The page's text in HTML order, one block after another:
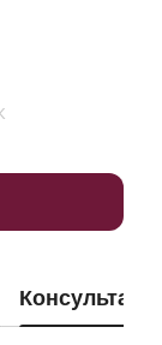
Консультація